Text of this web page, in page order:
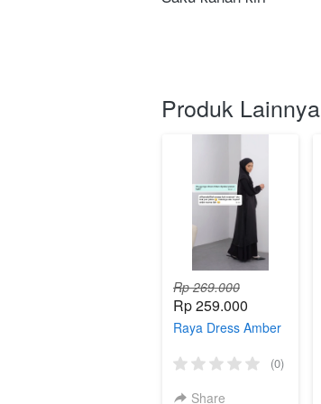
Produk Lainnya
Rp 269.000
Rp 259.000
Raya Dress Amber
(0)
Share